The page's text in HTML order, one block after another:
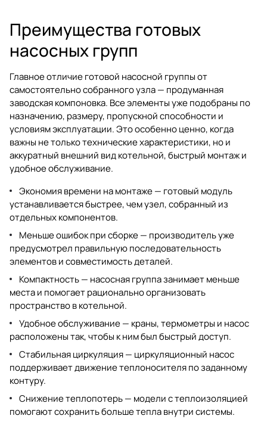
Преимущества готовых
насосных групп
Главное отличие готовой насосной группы от
самостоятельно собранного узла — продуманная
заводская компоновка. Все элементы уже подобраны по
назначению, размеру, пропускной способности и
условиям эксплуатации. Это особенно ценно, когда
важны не только технические характеристики, но и
аккуратный внешний вид котельной, быстрый монтаж и
удобное обслуживание.
Экономия времени на монтаже — готовый модуль
устанавливается быстрее, чем узел, собранный из
отдельных компонентов.
Меньше ошибок при сборке — производитель уже
предусмотрел правильную последовательность
элементов и совместимость деталей.
Компактность — насосная группа занимает меньше
места и помогает рационально организовать
пространство в котельной.
Удобное обслуживание — краны, термометры и насос
расположены так, чтобы к ним был быстрый доступ.
Стабильная циркуляция — циркуляционный насос
поддерживает движение теплоносителя по заданному
контуру.
Снижение теплопотерь — модели с теплоизоляцией
помогают сохранить больше тепла внутри системы.